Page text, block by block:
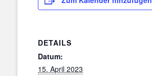
DETAILS
Datum:
15. April 2023